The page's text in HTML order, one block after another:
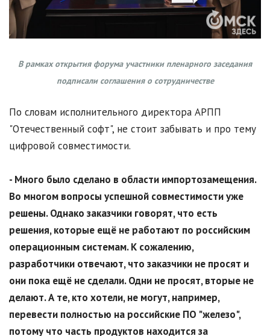
В рамках открытия форума участники пленарного заседания
подписали соглашения о сотрудничестве
По словам исполнительного директора АРПП
"Отечественный софт", не стоит забывать и про тему
цифровой совместимости.
- Много было сделано в области импортозамещения.
Во многом вопросы успешной совместимости уже
решены. Однако заказчики говорят, что есть
решения, которые ещё не работают по российским
операционным системам. К сожалению,
разработчики отвечают, что заказчики не просят и
они пока ещё не сделали. Одни не просят, вторые не
делают. А те, кто хотели, не могут, например,
перевести полностью на российские ПО "железо",
потому что часть продуктов находится за